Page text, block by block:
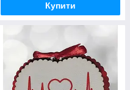
Купити